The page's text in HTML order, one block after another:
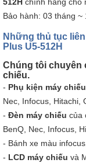
512H chính hãng cho
Bảo hành: 03 tháng ~
Những thủ tục
Plus U5-512H
Chúng tôi chuyên
chiếu.
- Phụ kiện máy chiếu
Nec, Infocus, Hitachi,
- Đèn máy chiếu của
BenQ, Nec, Infocus,
- Bánh xe màu
- LCD máy chiếu và